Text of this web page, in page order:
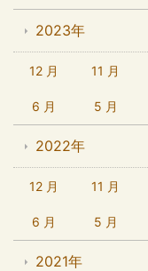
2023年
12 月 11 月
6 月 5 月
2022年
12 月 11 月
6 月 5 月
2021年